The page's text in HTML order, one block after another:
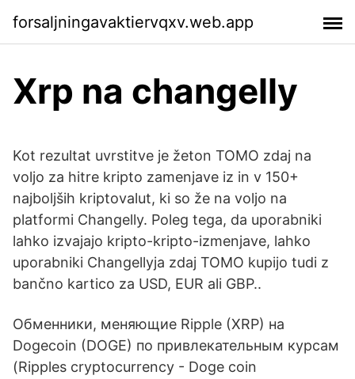
forsaljningavaktiervqxv.web.app
Xrp na changelly
Kot rezultat uvrstitve je žeton TOMO zdaj na
voljo za hitre kripto zamenjave iz in v 150+
najboljših kriptovalut, ki so že na voljo na
platformi Changelly. Poleg tega, da uporabniki
lahko izvajajo kripto-kripto-izmenjave, lahko
uporabniki Changellyja zdaj TOMO kupijo tudi z
bančno kartico za USD, EUR ali GBP..
Обменники, меняющие Ripple (XRP) на
Dogecoin (DOGE) по привлекательным курсам
(Ripples cryptocurrency - Doge coin